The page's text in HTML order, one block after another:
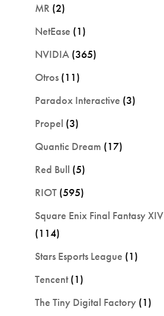
MR (2)
NetEase (1)
NVIDIA (365)
Otros (11)
Paradox Interactive (3)
Propel (3)
Quantic Dream (17)
Red Bull (5)
RIOT (595)
Square Enix Final Fantasy XIV
(114)
Stars Esports League (1)
Tencent(1)
The Tiny Digital Factory (1)